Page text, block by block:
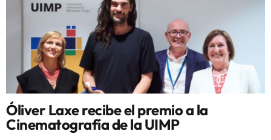
Óliver Laxe recibe el premio a la
Cinematografía de la UIMP